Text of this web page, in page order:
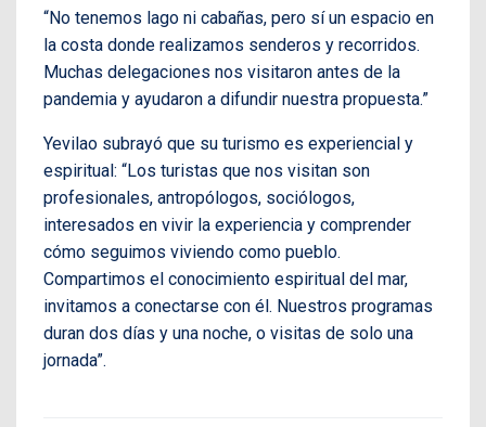
“No tenemos lago ni cabañas, pero sí un espacio en
la costa donde realizamos senderos y recorridos.
Muchas delegaciones nos visitaron antes de la
pandemia y ayudaron a difundir nuestra propuesta.”
Yevilao subrayó que su turismo es experiencial y
espiritual: “Los turistas que nos visitan son
profesionales, antropólogos, sociólogos,
interesados en vivir la experiencia y comprender
cómo seguimos viviendo como pueblo.
Compartimos el conocimiento espiritual del mar,
invitamos a conectarse con él. Nuestros programas
duran dos días y una noche, o visitas de solo una
jornada”.